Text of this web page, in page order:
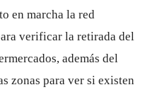
en marcha la red
verificar la retirada del
además del
zonas para ver si existen